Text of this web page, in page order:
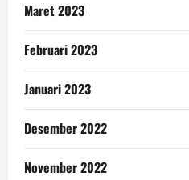
Maret 2023
Februari 2023
Januari 2023
Desember 2022
November 2022